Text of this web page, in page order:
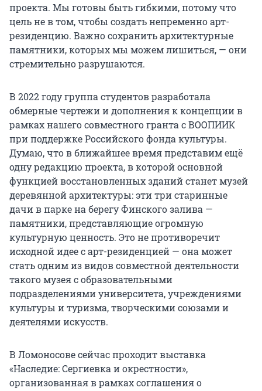
проекта. Мы готовы быть гибкими, потому что
цель не в том, чтобы создать непременно арт-
резиденцию. Важно сохранить архитектурные
памятники, которых мы можем лишиться, — они
стремительно разрушаются.
В 2022 году группа студентов разработала
обмерные чертежи и дополнения к концепции в
рамках нашего совместного гранта с ВООПИИК
при поддержке Российского фонда культуры.
Думаю, что в ближайшее время представим ещё
одну редакцию проекта, в которой основной
функцией восстановленных зданий станет музей
деревянной архитектуры: эти три старинные
дачи в парке на берегу Финского залива —
памятники, представляющие огромную
культурную ценность. Это не противоречит
исходной идее с арт-резиденцией — она может
стать одним из видов совместной деятельности
такого музея с образовательными
подразделениями университета, учреждениями
культуры и туризма, творческими союзами и
деятелями искусств.
В Ломоносове сейчас проходит выставка
«Наследие: Сергиевка и окрестности»,
организованная в рамках соглашения о